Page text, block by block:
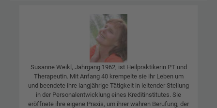
Susanne Weikl, Jahrgang 1962, ist Heilpraktikerin PT und
Therapeutin. Mit Anfang 40 krempelte sie ihr Leben um
und beendete ihre langjährige Tätigkeit in leitender Stellung
in der Personalentwicklung eines Kreditinstitutes. Sie
eröffnete ihre eigene Praxis, um ihrer wahren Berufung, der